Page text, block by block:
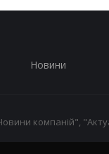
Новини
компаній",